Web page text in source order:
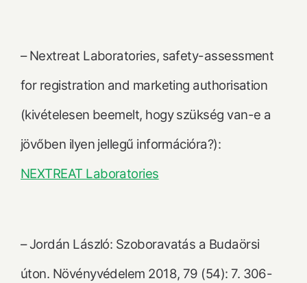
– Nextreat Laboratories, safety-assessment
for registration and marketing authorisation
(kivételesen beemelt, hogy szükség van-e a
jövőben ilyen jellegű információra?):
NEXTREAT Laboratories
– Jordán László: Szoboravatás a Budaörsi
úton. Növényvédelem 2018, 79 (54): 7. 306-